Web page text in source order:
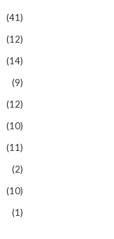
(41)
(12)
(14)
(9)
(12)
(10)
(11)
(2)
(10)
(1)